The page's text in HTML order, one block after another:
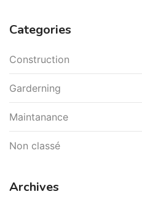
Categories
Construction
Garderning
Maintanance
Non classé
Archives